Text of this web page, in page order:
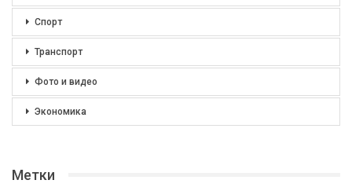
Спорт
Транспорт
Фото и видео
Экономика
Метки